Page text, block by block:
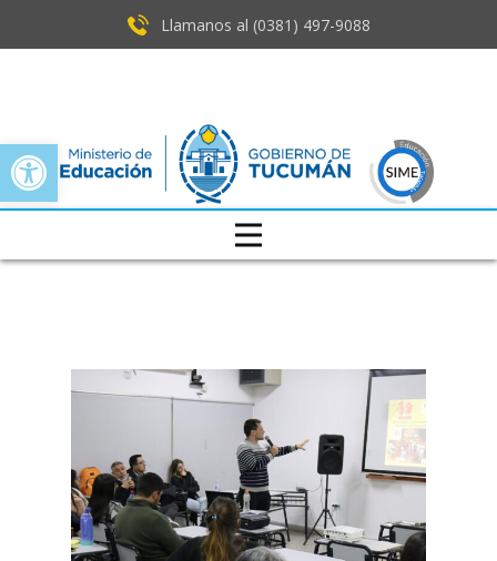
Open toolbar
Llamanos al (0381) ​497-9088